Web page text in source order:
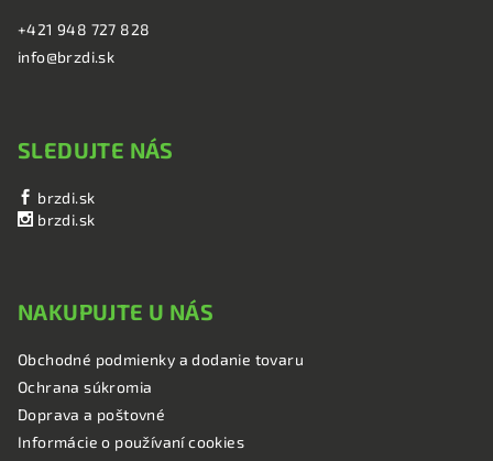
+421 948 727 828
info@brzdi.sk
SLEDUJTE NÁS
brzdi.sk
brzdi.sk
NAKUPUJTE U NÁS
Obchodné podmienky a dodanie tovaru
Ochrana súkromia
Doprava a poštovné
Informácie o používaní cookies